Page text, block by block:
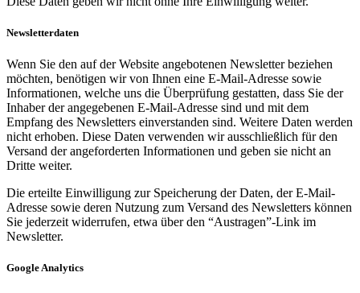
Newsletterdaten
Wenn Sie den auf der Website angebotenen Newsletter beziehen
möchten, benötigen wir von Ihnen eine E-Mail-Adresse sowie
Informationen, welche uns die Überprüfung gestatten, dass Sie der
Inhaber der angegebenen E-Mail-Adresse sind und mit dem
Empfang des Newsletters einverstanden sind. Weitere Daten werden
nicht erhoben. Diese Daten verwenden wir ausschließlich für den
Versand der angeforderten Informationen und geben sie nicht an
Dritte weiter.
Die erteilte Einwilligung zur Speicherung der Daten, der E-Mail-
Adresse sowie deren Nutzung zum Versand des Newsletters können
Sie jederzeit widerrufen, etwa über den “Austragen”-Link im
Newsletter.
Google Analytics